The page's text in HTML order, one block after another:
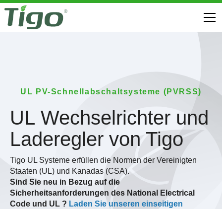
UL PV-Schnellabschaltsysteme (PVRSS)
UL Wechselrichter und
Laderegler von Tigo
Tigo UL Systeme erfüllen die Normen der Vereinigten
Staaten (UL) und Kanadas (CSA).
‍Sind Sie neu in Bezug auf die
Sicherheitsanforderungen des National Electrical
Code und UL ? Laden Sie unseren einseitigen